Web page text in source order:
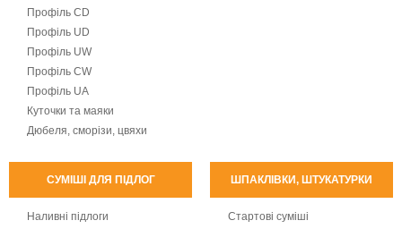
Профіль CD
Профіль UD
Профіль UW
Профіль CW
Профіль UA
Куточки та маяки
Дюбеля, сморізи, цвяхи
СУМІШІ ДЛЯ ПІДЛОГ
Наливні підлоги
ШПАКЛІВКИ, ШТУКАТУРКИ
Стартові суміші